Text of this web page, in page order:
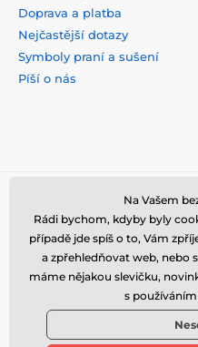
Doprava a platba
Nejčastější dotazy
Symboly praní a sušení
Píší o nás
Bezpečná
Na Vašem
Rádi bychom, kdyby byly
případě jde spíš o to, Vám
a zpřehledňovat web, nebo
máme nějakou slevičku,
s